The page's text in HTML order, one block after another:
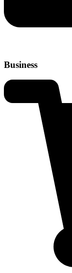
Business